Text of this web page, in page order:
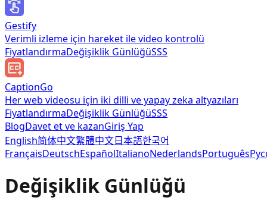
Gestify
Verimli izleme için hareket ile video kontrolü
FiyatlandırmaDeğişiklik GünlüğüSSS
CaptionGo
Her web videosu için iki dilli ve yapay zeka altyazıları
FiyatlandırmaDeğişiklik GünlüğüSSS
BlogDavet et ve kazanGiriş Yap
English简体中文繁體中文日本語한국어
FrançaisDeutschEspañolItalianoNederlandsPortuguês
Değişiklik Günlüğü